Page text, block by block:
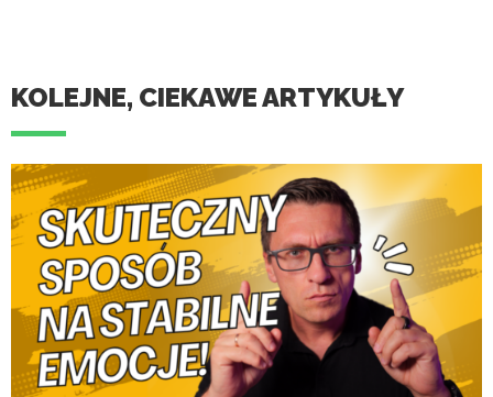
KOLEJNE, CIEKAWE ARTYKUŁY